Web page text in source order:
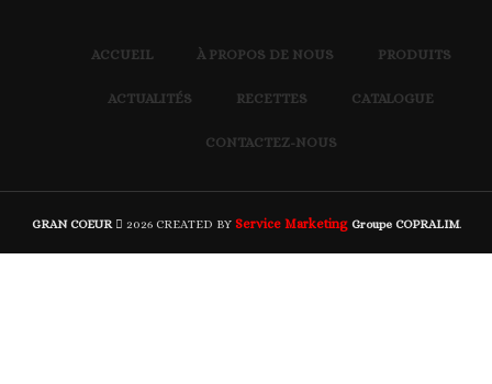
ACCUEIL À PROPOS DE NOUS PRODUITS
ACTUALITÉS RECETTES CATALOGUE
CONTACTEZ-NOUS
GRAN COEUR 2026 CREATED BY Service Marketing Groupe COPRALIM.